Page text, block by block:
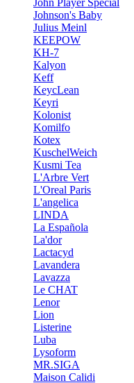
John Player Special
Johnson's Baby
Julius Meinl
KEEPOW
KH-7
Kalyon
Keff
KeycLean
Keyri
Kolonist
Komilfo
Kotex
KuschelWeich
Kusmi Tea
L'Arbre Vert
L'Oreal Paris
L'angelica
LINDA
La Española
La'dor
Lactacyd
Lavandera
Lavazza
Le CHAT
Lenor
Lion
Listerine
Luba
Lysoform
MR.SIGA
Maison Calidi